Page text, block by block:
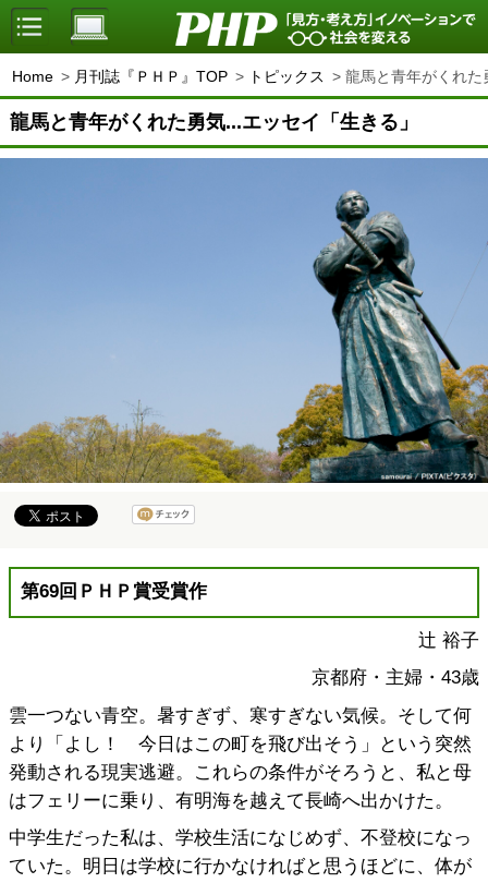
Home 月刊誌『ＰＨＰ』TOP トピックス 龍馬と青年がくれ
龍馬と青年がくれた勇気...エッセイ「生きる」
第69回ＰＨＰ賞受賞作
辻 裕子
京都府・主婦・43歳
雲一つない青空。暑すぎず、寒すぎない気候。そして何
より「よし！ 今日はこの町を飛び出そう」という突然
発動される現実逃避。これらの条件がそろうと、私と母
はフェリーに乗り、有明海を越えて長崎へ出かけた。
中学生だった私は、学校生活になじめず、不登校になっ
ていた。明日は学校に行かなければと思うほどに、体が